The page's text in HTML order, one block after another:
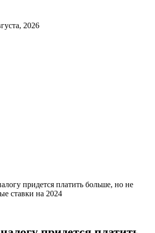
2026
придется платить больше, но не
ставки на 2024